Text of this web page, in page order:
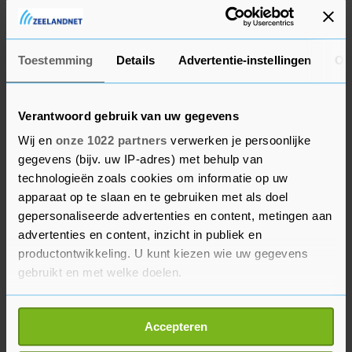
Toestemming Details Advertentie-instellingen
Verantwoord gebruik van uw gegevens
Wij en onze 1022 partners verwerken je persoonlijke
gegevens (bijv. uw IP-adres) met behulp van
technologieën zoals cookies om informatie op uw
apparaat op te slaan en te gebruiken met als doel
gepersonaliseerde advertenties en content, metingen aan
advertenties en content, inzicht in publiek en
productontwikkeling. U kunt kiezen wie uw gegevens
gebruikt en met welke doelen.
Als u het toestaat, willen we ook graag:
Informatie verzamelen over uw geografische
Accepteren
winst uit Rusland.
De Franse autobouwer Renault heeft op zijn beurt
een meerderheidsbelang in Avtovaz, producent
is goed voor circa 8 procent van de operationele
winst van Renault. Bottelaar Coca-Cola HBC
behaalt circa 15 procent van zijn omzet in
Rusland.
Verder noemt EI-VEB bierbrouwer Carlsberg en
het in de AEX genoteerde Prosus. Het Deense
Carlsberg, met een brouwerij in Sint-Petersburg,
is marktleider in Rusland. Techinvesteerder
Prosus zou circa 8 procent van zijn omzet in
Rusland halen. Prosus heeft onder andere een